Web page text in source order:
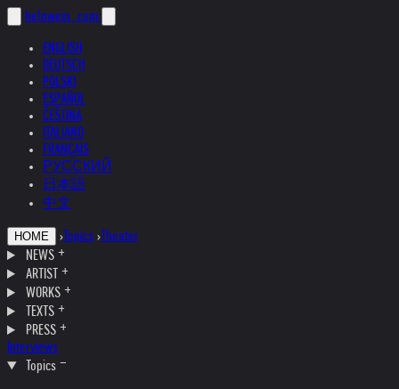
helnwein .com
ENGLISH
DEUTSCH
POLSKI
ESPAÑOL
ČEŠTINA
ITALIANO
FRANÇAIS
РУССКИЙ
日本語
中文
HOME › Topics › Theater
NEWS
ARTIST
WORKS
TEXTS
PRESS
Interviews
Topics